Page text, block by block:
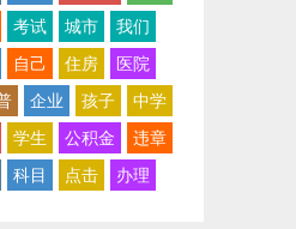
考试 城市
我们
自己 住房
医院
企业 孩子
中学
学生 公积金
违章
科目 点击 办理